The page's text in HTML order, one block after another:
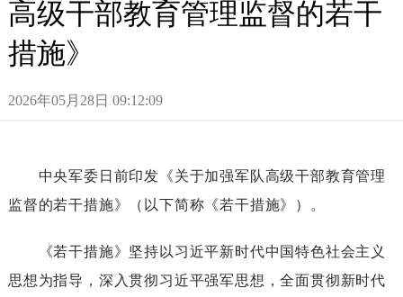
高级干部教育管理监督的若干
措施》
2026年05月28日09:12:09
中央军委日前印发《关于加强军队高级干部教育管理
监督的若干措施》（以下简称《若干措施》）。
《若干措施》坚持以习近平新时代中国特色社会主义
思想为指导，深入贯彻习近平强军思想，全面贯彻新时代